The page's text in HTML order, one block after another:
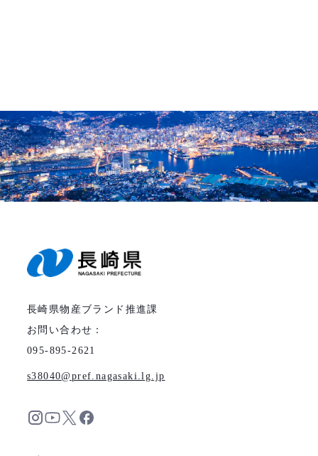
長崎県物産ブランド推進課
お問い合わせ：
095-895-2621
s38040 pref.nagasaki.lg.jp